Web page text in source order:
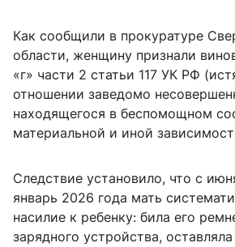
Как сообщили в прокуратуре
области, женщину признали
«г» части 2 статьи 117 УК РФ
отношении заведомо
находящегося в беспомощном
материальной и иной
Следствие установило, что с
январь 2026 года мать
насилие к ребенку: била его
зарядного устройства,